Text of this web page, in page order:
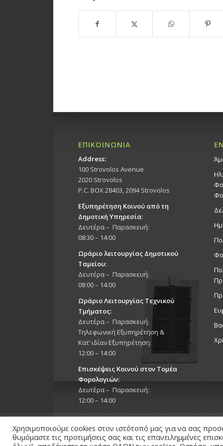
ΕΠΙΚΟΙΝΩΝΙΑ
Address:
100 Strovolos Avenue
2020 Strovolos
P.C. BOX 28403, 2094 Strovolos
Εξυπηρέτηση Κοινού από τη
Δημοτική Υπηρεσία:
Δευτέρα – Παρασκευή:
08:30 – 14:00
Ωράριο λειτουργίας Δημοτικού
Ταμείου:
Δευτέρα – Παρασκευή:
08:00 – 14:00
Ωράριο Λειτουργίας Τεχνικού
Τμήματος:
Δευτέρα – Παρασκευή:
Τηλεφωνική Εξυπηρέτηση &
Κατ’ ιδίαν Εξυπηρέτηση:
12:00 – 14:00
Επισκέψεις Κοινού στον Τομέα
Φορολογιών:
Δευτέρα – Παρασκευή:
12:00 – 14:00
Χρησιμοποιούμε cookies στον ιστότοπό μας για να σας
θυμόμαστε τις προτιμήσεις σας και τις επανειλημμένες